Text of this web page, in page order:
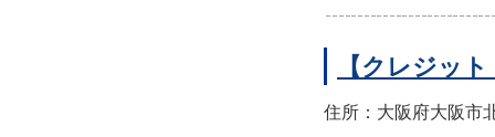
【クレジッ
住所：大阪府大阪市